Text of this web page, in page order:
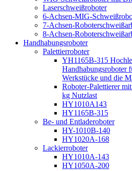
Laserschweißroboter
6-Achsen-MIG-
7-Achsen-
8-Achsen-
Handhabungsroboter
Palettierroboter
YH1165B-315
Handhabungsroboter
Werkstücke und die
Roboter-Palettierer
kg Nutzlast
HY1010A143
HY1165B-315
Be- und Entladeroboter
HY-1010B-140
HY1020A-168
Lackierroboter
HY1010A-143
HY1050A-200